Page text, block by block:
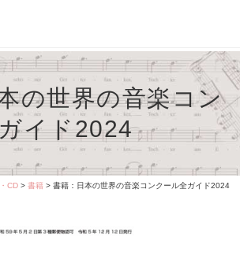
の世界の音楽コン
イド2024
CD> 書籍> 書籍：日本の世界の音楽コンクール全ガイド2024